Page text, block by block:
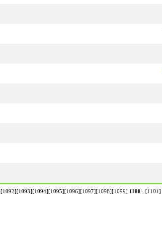
[1092] [1093] [1094] [1095] [1096] [1097] [1098] [1099] 1100 [1101]